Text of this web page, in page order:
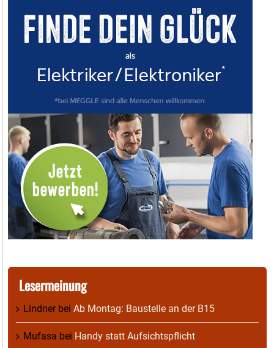
Lesermeinung
Lindnerbei Ab Montag: Baustelle an der B15
Mufasa bei Handy statt Aufsichtspflicht